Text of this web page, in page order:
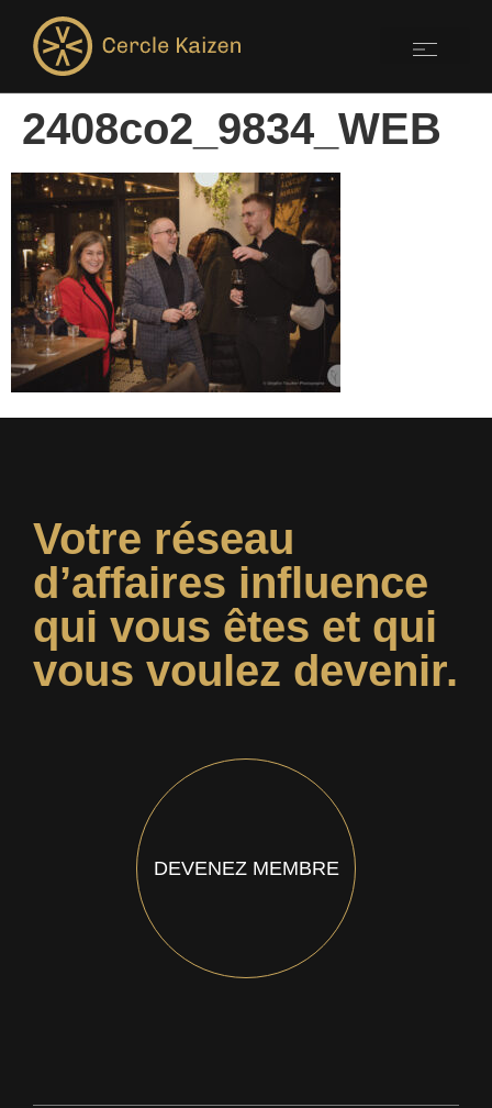
2408co2_9834_WEB
Votre réseau
d’affaires influence
qui vous êtes et qui
vous voulez devenir.
DEVENEZ MEMBRE